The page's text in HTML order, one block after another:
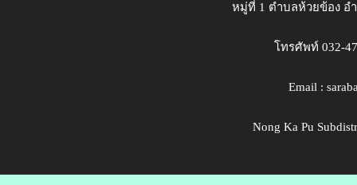
หมู่ที่ 1 ตำบลห้วยข้อง อ
โทรศัพท์ 032-
Email :
Nong Ka Pu